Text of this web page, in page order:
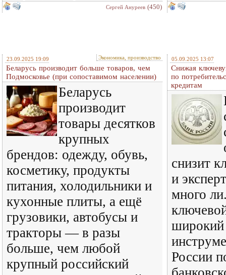
Сергей Ануреев (450)
23.09.2025 19:09 Экономика, производство
Беларусь производит больше товаров, чем
Подмосковье (при сопоставимом населении)
Беларусь
производит
товары десятков
крупных
брендов: одежду, обувь,
косметику, продукты
питания, холодильники и
кухонные плиты, а ещё
грузовики, автобусы и
тракторы — в разы
больше, чем любой
крупный российский
05.09.2025 13:07
Снижая
по
кредитам
снизит
и
много
широкий
России